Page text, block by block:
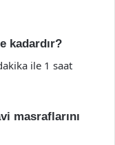
kadardır?
ile 1 saat
masraflarını